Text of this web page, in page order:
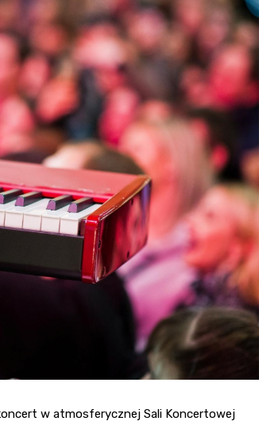
Fryzjer
Kino
Poczta
w atmosferycznej Sali Koncertowej